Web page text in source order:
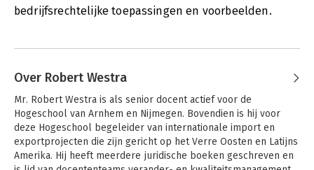
bedrijfsrechtelijke toepassingen en voorbeelden.
Over Robert Westra
Mr. Robert Westra is als senior docent actief voor de
Hogeschool van Arnhem en Nijmegen. Bovendien is hij voor
deze Hogeschool begeleider van internationale import en
exportprojecten die zijn gericht op het Verre Oosten en Latijns
Amerika. Hij heeft meerdere juridische boeken geschreven en